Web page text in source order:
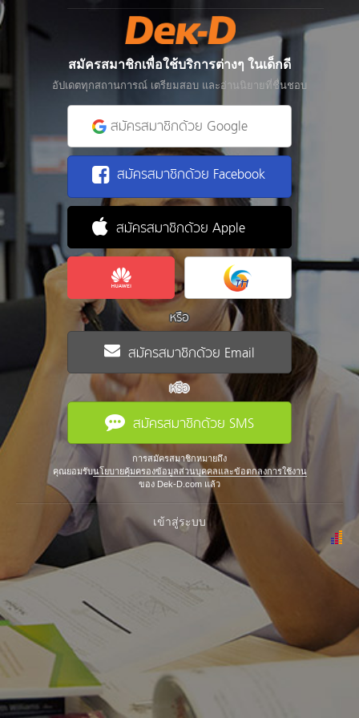
สมัครสมาชิกเพื่อใช้บริการต่างๆ ในเด็กดี
อัปเดตทุกสถานการณ์ เตรียมสอบ และอ่านนิยายที่ชื่นชอบ
สมัครสมาชิกด้วย Google
สมัครสมาชิกด้วย Facebook
สมัครสมาชิกด้วย Apple
หรือ
สมัครสมาชิกด้วย Email
หรือ
สมัครสมาชิกด้วย SMS
การสมัครสมาชิกหมายถึง
คุณยอมรับนโยบายคุ้มครองข้อมูลส่วนบุคคลและข้อตกลงการใช้งาน
ของ Dek-D.com แล้ว
เข้าสู่ระบบ